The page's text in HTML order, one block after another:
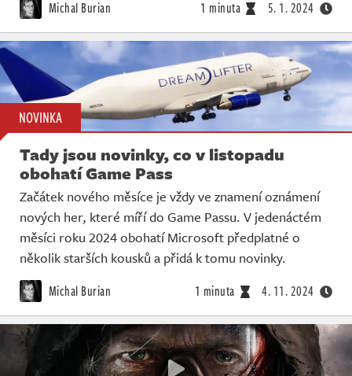
Michal Burian 1 minuta 5. 1. 2024
NOVINKA
Tady jsou novinky, co v listopadu
obohatí Game Pass
Začátek nového měsíce je vždy ve znamení oznámení
nových her, které míří do Game Passu. V jedenáctém
měsíci roku 2024 obohatí Microsoft předplatné o
několik starších kousků a přidá k tomu novinky.
Michal Burian 1 minuta 4. 11. 2024